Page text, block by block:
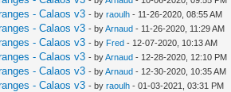
- Calaos v3 - byraoulh - 11-26-2020, 08:55 AM
- Calaos v3 - byArnaud - 11-26-2020, 11:29 AM
- Calaos v3 - by Fred - 12-07-2020, 10:13 AM
- Calaos v3 - byArnaud - 12-28-2020, 12:10 PM
- Calaos v3 - byArnaud - 12-30-2020, 10:35 AM
- Calaos v3 - byraoulh - 01-03-2021, 03:31 PM